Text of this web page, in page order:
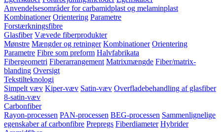
Anvendelsesområder for carbamidplast og melaminplast
Kombinationer Orientering Parametre
Forstærkningsfibre
Glasfiber Vævede fiberprodukter
Mønstre Mængder og retninger Kombinationer Orientering
Parametre Fibre som preform Halvfabrikata
Fibergeometri Fiberarrangement Matrixmængde Fiber/matrix-
blanding Oversigt
Tekstilteknologi
Simpelt væv Kiper-væv Satin-væv Overfladebehandling af glasfiber
8-satin-væv
Carbonfiber
Rayon-processen PAN-processen BEG-processen Sammenlignelige
egenskaber af carbonfibre Prepregs Fiberdiameter Hybrider